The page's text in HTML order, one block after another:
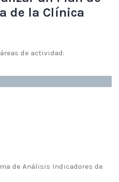
de la Clínica
de actividad:
de Análisis Indicadores de